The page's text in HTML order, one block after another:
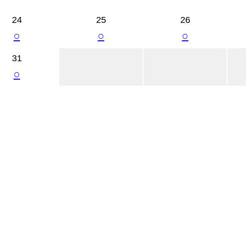
24
○
25
○
26
○
31
○